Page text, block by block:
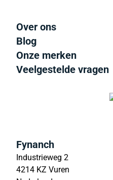
Over ons
Blog
Onze merken
Veelgestelde vragen
Fynanch
Industrieweg 2
4214 KZ Vuren